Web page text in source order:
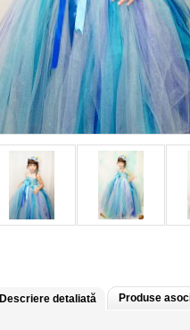
Descriere detaliată Produse